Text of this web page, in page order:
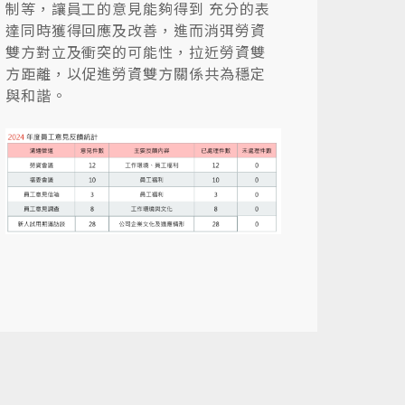
制等，讓員工的意見能夠得到 充分的表
達同時獲得回應及改善，進而消弭勞資
雙方對立及衝突的可能性，拉近勞資雙
方距離，以促進勞資雙方關係共為穩定
與和諧。